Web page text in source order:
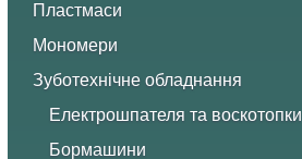
Пластмаси
Мономери
Зуботехнічне обладнання
Електрошпателя та воскотопки
Бормашини